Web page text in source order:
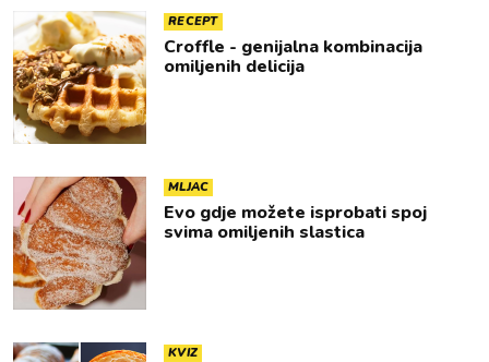
RECEPT
Croffle - genijalna kombinacija
omiljenih delicija
MLJAC
Evo gdje možete isprobati spoj
svima omiljenih slastica
KVIZ